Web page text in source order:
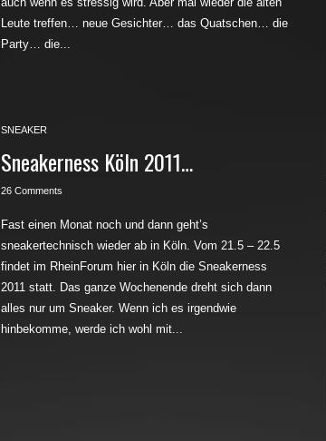
Leute treffen… neue Gesichter… das Quatschen… die
Party… die...
SNEAKER
Sneakerness Köln 2011…
26 Comments
Fast einen Monat noch und dann geht’s
sneakertechnisch wieder ab in Köln. Vom 21.5 – 22.5
findet im RheinForum hier in Köln die Sneakerness
2011 statt. Das ganze Wochenende dreht sich dann
alles nur um Sneaker. Wenn ich es irgendwie
hinbekomme, werde ich wohl mit...